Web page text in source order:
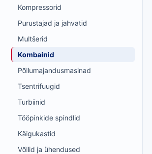
Kompressorid
Purustajad ja jahvatid
Multšerid
Kombainid
Põllumajandusmasinad
Tsentrifuugid
Turbiinid
Tööpinkide spindlid
Käigukastid
Võllid ja ühendused